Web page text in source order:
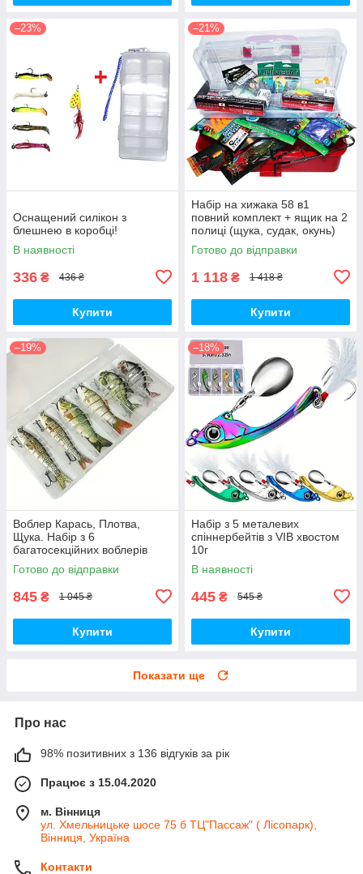
–23%
Оснащений силікон з
блешнею в коробці!
В наявності
336 ₴ 436 ₴
Купити
–21%
Набір на хижака 58 в1
повний комплект + ящик на 2
полиці (щука, судак, окунь)
Готово до відправки
1 118 ₴ 1 418 ₴
Купити
–19%
Воблер Карась, Плотва,
Щука. Набір з 6
багатосекційних воблерів
Готово до відправки
845 ₴ 1 045 ₴
Купити
–18%
Набір з 5 металевих
спіннербейтів з VIB хвостом
10г
В наявності
445 ₴ 545 ₴
Купити
Показати ще
Про нас
98% позитивних з 136 відгуків за рік
Працює з 15.04.2020
м. Вінниця
ул. Хмельницьке шосе 75 б ТЦ"Пассаж" ( Лісопарк),
Вінниця, Україна
Контакти